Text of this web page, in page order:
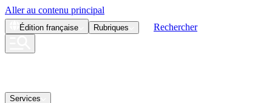
Aller au contenu principal
Édition française Rubriques Rechercher
Services